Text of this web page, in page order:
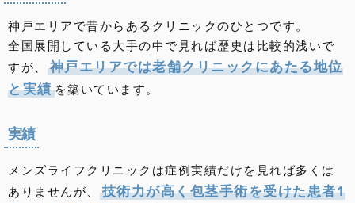
神戸エリアで昔からあるクリニックのひとつです。
全国展開している大手の中で見れば歴史は比較的浅いで
すが、
神戸エリアでは老舗クリニックにあたる地位
と実績を築いています。
実績
メンズライフクリニックは症例実績だけを見れば多くは
ありませんが、
技術力が高く包茎手術を受けた患者1